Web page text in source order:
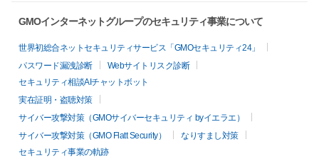
GMOインターネットグループのセキュリティ事業について
世界初総合ネットセキュリティサービス「GMOセキュリティ24」
パスワード漏洩診断
Webサイトリスク診断
セキュリティ相談AIチャットボット
実在証明・盗聴対策
サイバー攻撃対策（GMOサイバーセキュリティ byイエラエ）
サイバー攻撃対策（GMO Flatt Security）
なりすまし対策
セキュリティ事業の軌跡